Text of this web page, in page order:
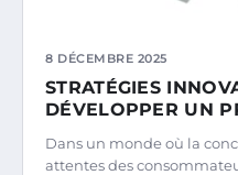
8 DÉCEMBRE 2025
STRATÉGIES
DÉVELOPPER UN
Dans un monde où la
attentes des